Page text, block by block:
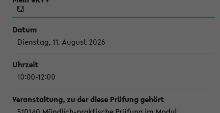
Dienstag, 11. August 2026
10:00-12:00